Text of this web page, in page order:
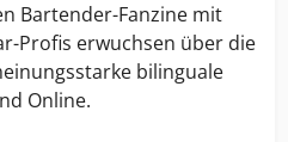
Bartender-Fanzine mit
Profis erwuchsen über die
bilinguale
Online.